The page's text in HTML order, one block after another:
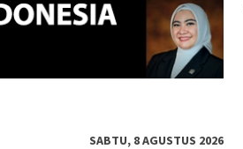
SABTU, 8 AGUSTUS 2026